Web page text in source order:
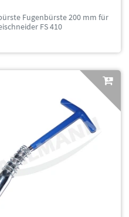
Fugenbürste 200 mm für
FS 410